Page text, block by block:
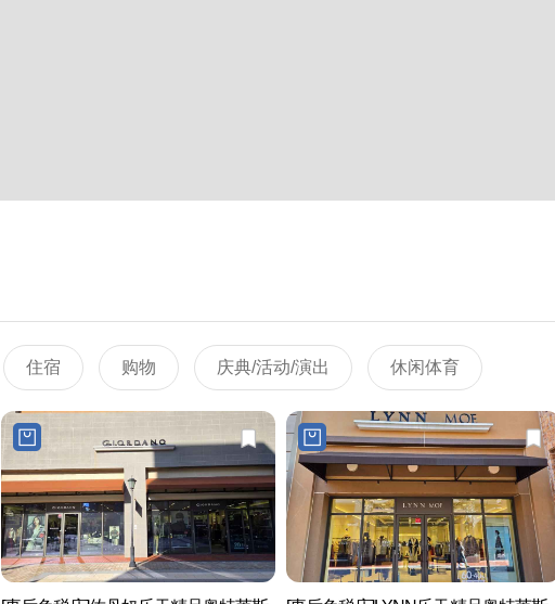
住宿 购物 庆典/活动/演出 休闲体育